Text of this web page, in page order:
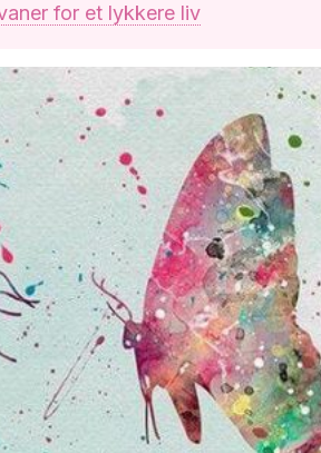
for et lykkere liv